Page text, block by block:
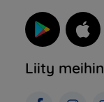
Liity meihin